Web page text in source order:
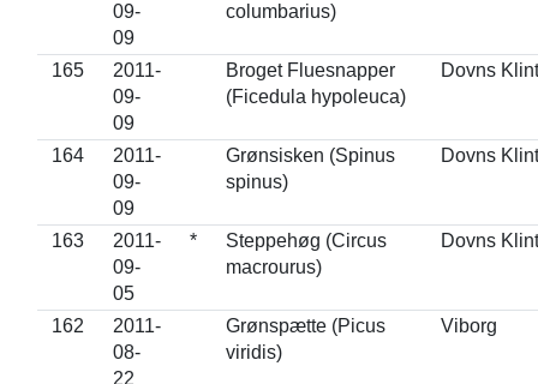
09-
09
columbarius)
165
2011-
09-
09
Broget Fluesnapper
(Ficedula hypoleuca)
Dovns Klint
164
2011-
09-
09
Grønsisken (Spinus
spinus)
Dovns Klint
163
2011-
09-
05
*
Steppehøg (Circus
macrourus)
Dovns Klint
162
2011-
08-
22
Grønspætte (Picus
viridis)
Viborg